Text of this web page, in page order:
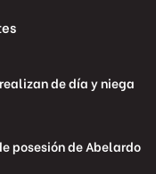
de día y niega
posesión de Abelardo